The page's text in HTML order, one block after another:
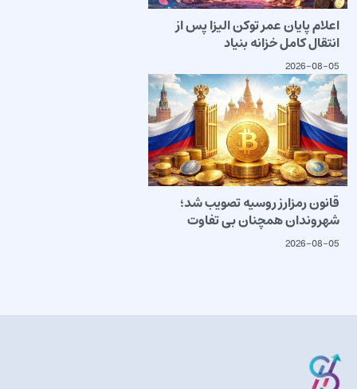
اعلام پایان عمر توکن الیزا پس از
انتقال کامل خزانه بنیاد
2026-08-05
قانون رمزارز روسیه تصویب شد؛
شهروندان همچنان بی تفاوت
2026-08-05